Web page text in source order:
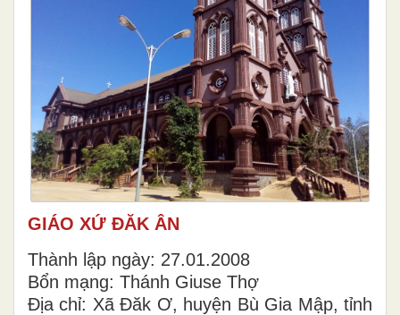
GIÁO XỨ ĐĂK ÂN
Thành lập ngày: 27.01.2008
Bổn mạng: Thánh Giuse Thợ
Địa chỉ: Xã Đăk Ơ, huyện Bù Gia Mập, tỉnh